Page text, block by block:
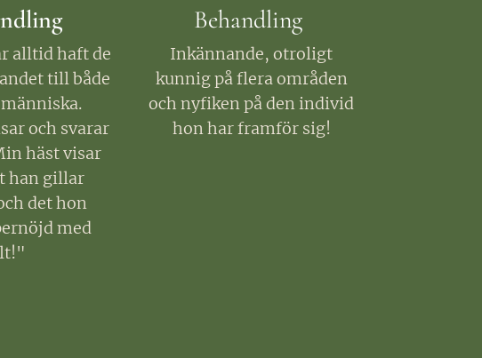
alltid haft de
till både
och svarar
häst visar
han gillar
det hon
med
Behandling
Inkännande, otroligt
kunnig på flera områden
och nyfiken på den individ
hon har framför sig!